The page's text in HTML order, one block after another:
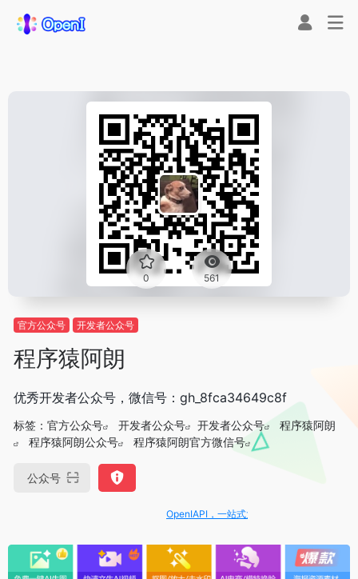
0 561
官方公众号 开发者公众号
程序猿阿朗
优秀开发者公众号，微信号：gh_8fca34649c8f
标签： 官方公众号 开发者公众号 开发者公众号
程序猿阿朗
程序猿阿朗公众号
程序猿阿朗官方微信号
公众号
OpenIAPI，一站式大模型API聚合平台